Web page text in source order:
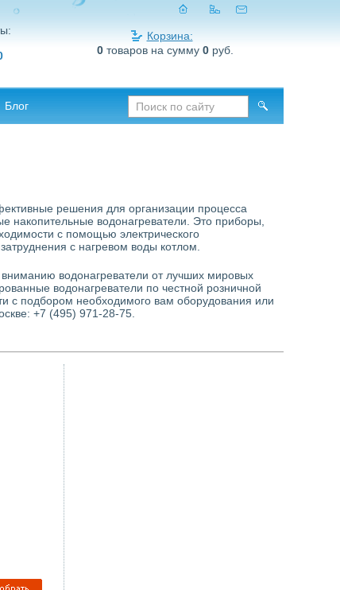
Корзина:
0 товаров на сумму 0 руб.
Блог
решения для организации процесса
накопительные водонагреватели. Это приборы,
с помощью электрического
с нагревом воды котлом.
водонагреватели от лучших мировых
водонагреватели по честной розничной
с подбором необходимого вам оборудования или
+7 (495) 971-28-75.